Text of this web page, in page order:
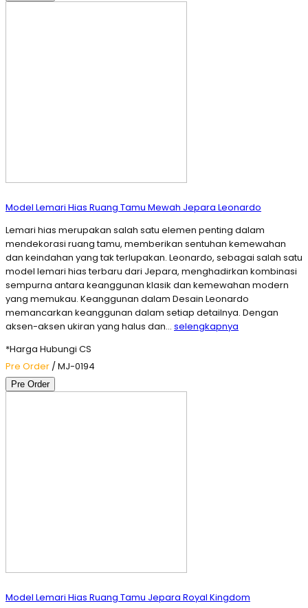
Model Lemari Hias Ruang Tamu Mewah Jepara Leonardo
Lemari hias merupakan salah satu elemen penting dalam
mendekorasi ruang tamu, memberikan sentuhan kemewahan
dan keindahan yang tak terlupakan. Leonardo, sebagai salah satu
model lemari hias terbaru dari Jepara, menghadirkan kombinasi
sempurna antara keanggunan klasik dan kemewahan modern
yang memukau. Keanggunan dalam Desain Leonardo
memancarkan keanggunan dalam setiap detailnya. Dengan
aksen-aksen ukiran yang halus dan… selengkapnya
*Harga Hubungi CS
Pre Order / MJ-0194
Pre Order
Model Lemari Hias Ruang Tamu Jepara Royal Kingdom